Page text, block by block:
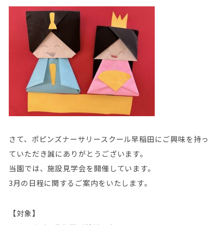
さて、ポピンズナーサリースクール早稲田にご興味を持っ
ていただき誠にありがとうございます。
当園では、施設見学会を開催しています。
3月の日程に関するご案内をいたします。
【対象】